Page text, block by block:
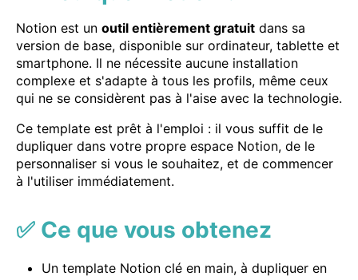
Notion est un outil entièrement gratuit dans sa
version de base, disponible sur ordinateur, tablette et
smartphone. Il ne nécessite aucune installation
complexe et s'adapte à tous les profils, même ceux
qui ne se considèrent pas à l'aise avec la technologie.
Ce template est prêt à l'emploi : il vous suffit de le
dupliquer dans votre propre espace Notion, de le
personnaliser si vous le souhaitez, et de commencer
à l'utiliser immédiatement.
✅ Ce que vous obtenez
Un template Notion clé en main, à dupliquer en